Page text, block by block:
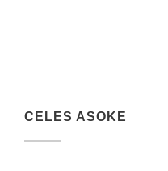
CELES ASOKE